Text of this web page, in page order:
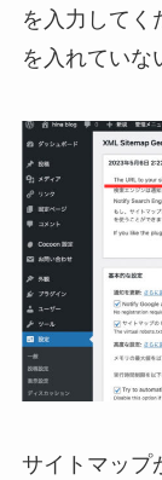
を入力してく
を入れていな
サイトマップ